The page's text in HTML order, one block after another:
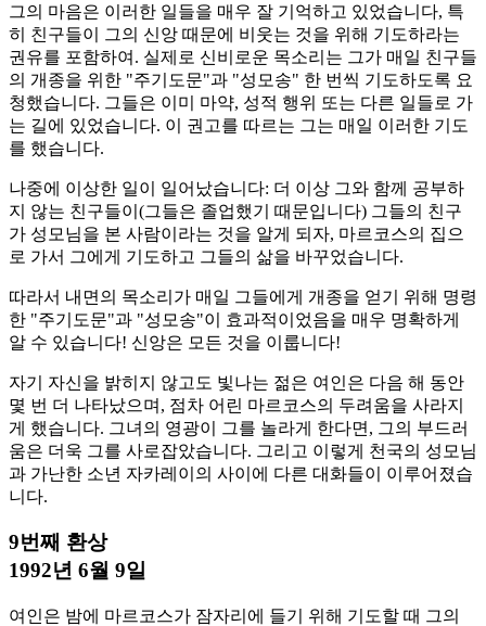
그의 마음은 이러한 일들을 매우 잘 기억하고 있었습니다, 특
히 친구들이 그의 신앙 때문에 비웃는 것을 위해 기도하라는
권유를 포함하여. 실제로 신비로운 목소리는 그가 매일 친구들
의 개종을 위한 "주기도문"과 "성모송" 한 번씩 기도하도록 요
청했습니다. 그들은 이미 마약, 성적 행위 또는 다른 일들로 가
는 길에 있었습니다. 이 권고를 따르는 그는 매일 이러한 기도
를 했습니다.
나중에 이상한 일이 일어났습니다: 더 이상 그와 함께 공부하
지 않는 친구들이(그들은 졸업했기 때문입니다) 그들의 친구
가 성모님을 본 사람이라는 것을 알게 되자, 마르코스의 집으
로 가서 그에게 기도하고 그들의 삶을 바꾸었습니다.
따라서 내면의 목소리가 매일 그들에게 개종을 얻기 위해 명령
한 "주기도문"과 "성모송"이 효과적이었음을 매우 명확하게
알 수 있습니다! 신앙은 모든 것을 이룹니다!
자기 자신을 밝히지 않고도 빛나는 젊은 여인은 다음 해 동안
몇 번 더 나타났으며, 점차 어린 마르코스의 두려움을 사라지
게 했습니다. 그녀의 영광이 그를 놀라게 한다면, 그의 부드러
움은 더욱 그를 사로잡았습니다. 그리고 이렇게 천국의 성모님
과 가난한 소년 자카레이의 사이에 다른 대화들이 이루어졌습
니다.
9번째 환상
1992년 6월 9일
여인은 밤에 마르코스가 잠자리에 들기 위해 기도할 때 그의